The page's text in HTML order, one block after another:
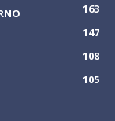
163
147
108
105